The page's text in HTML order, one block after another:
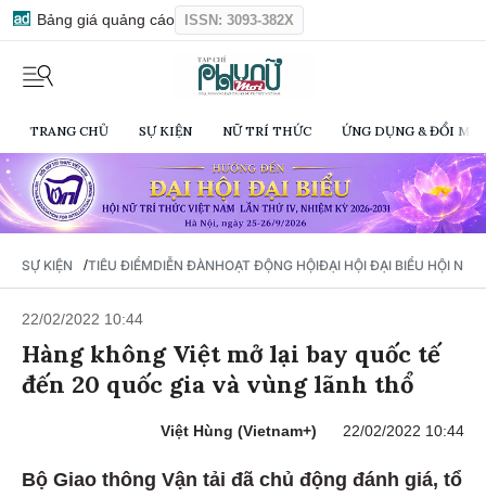
Bảng giá quảng cáo ISSN: 3093-382X
TRANG CHỦ SỰ KIỆN NỮ TRÍ THỨC ỨNG DỤNG & ĐỔI
SỰ KIỆN /TIÊU ĐIỂMDIỄN ĐÀNHOẠT ĐỘNG HỘIĐẠI HỘI ĐẠI BIỂU HỘI NỮ
22/02/2022 10:44
Hàng không Việt mở lại bay quốc tế
đến 20 quốc gia và vùng lãnh thổ
Việt Hùng (Vietnam+) 22/02/2022 10:44
Bộ Giao thông Vận tải đã chủ động đánh giá, tổ